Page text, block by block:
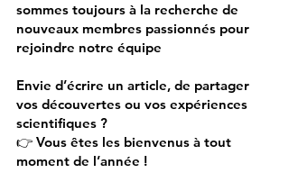
sommes toujours à la recherche de
nouveaux membres passionnés pour
rejoindre notre équipe
Envie d’écrire un article, de partager
vos découvertes ou vos expériences
scientifiques ?
👉 Vous êtes les bienvenus à tout
moment de l’année !